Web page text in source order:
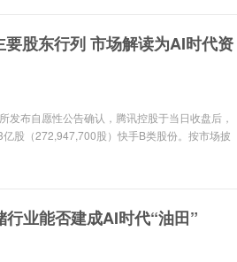
股东行列 市场解读为AI时代资
布自愿性公告确认，腾讯控股于当日收盘后，
股（272,947,700股）快手B类股份。按市场披
业能否建成AI时代“油田”